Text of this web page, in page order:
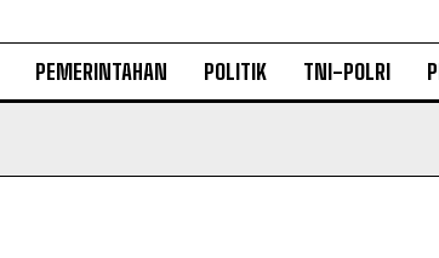
PEMERINTAHAN POLITIK TNI-POLRI